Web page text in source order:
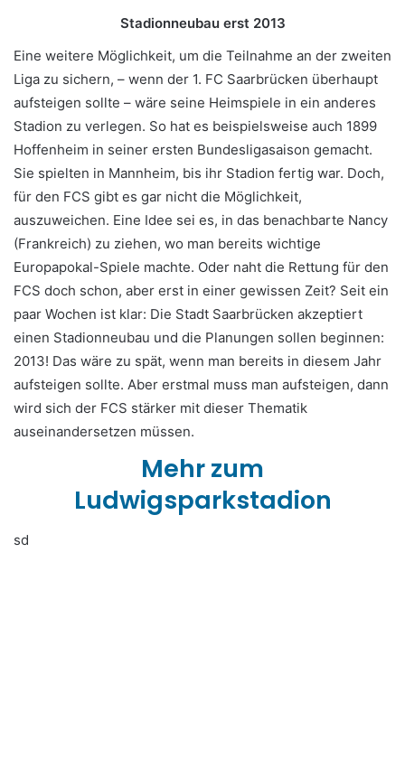
Stadionneubau erst 2013
Eine weitere Möglichkeit, um die Teilnahme an der zweiten
Liga zu sichern, – wenn der 1. FC Saarbrücken überhaupt
aufsteigen sollte – wäre seine Heimspiele in ein anderes
Stadion zu verlegen. So hat es beispielsweise auch 1899
Hoffenheim in seiner ersten Bundesligasaison gemacht.
Sie spielten in Mannheim, bis ihr Stadion fertig war. Doch,
für den FCS gibt es gar nicht die Möglichkeit,
auszuweichen. Eine Idee sei es, in das benachbarte Nancy
(Frankreich) zu ziehen, wo man bereits wichtige
Europapokal-Spiele machte. Oder naht die Rettung für den
FCS doch schon, aber erst in einer gewissen Zeit? Seit ein
paar Wochen ist klar: Die Stadt Saarbrücken akzeptiert
einen Stadionneubau und die Planungen sollen beginnen:
2013! Das wäre zu spät, wenn man bereits in diesem Jahr
aufsteigen sollte. Aber erstmal muss man aufsteigen, dann
wird sich der FCS stärker mit dieser Thematik
auseinandersetzen müssen.
Mehr zum
Ludwigsparkstadion
sd